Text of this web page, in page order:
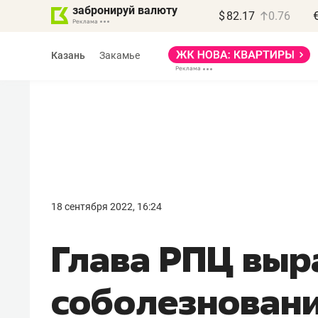
забронируй валюту $ 82.17 0.76
Казань Закамье
18 сентября 2022, 16:24
Глава РПЦправил, бизнес может
потерять минимум